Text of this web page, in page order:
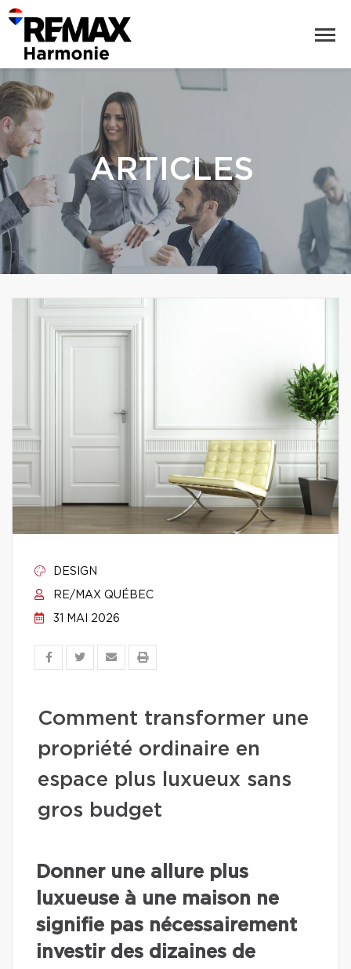
ARTICLES
DESIGN
RE/MAX QUÉBEC
31 MAI 2026
Comment transformer une
propriété ordinaire en
espace plus luxueux sans
gros budget
Donner une allure plus
luxueuse à une maison ne
signifie pas nécessairement
investir des dizaines de